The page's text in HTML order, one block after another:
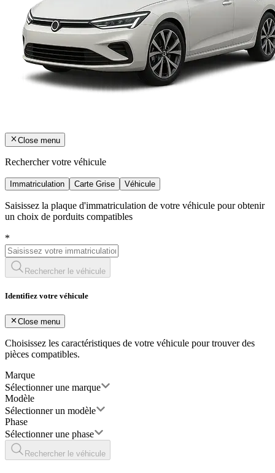
Close menu
Rechercher votre véhicule
Immatriculation Carte Grise Véhicule
Saisissez la plaque d'immatriculation de votre véhicule pour obtenir
un choix de porduits compatibles
*
Rechercher le véhicule
Identifiez votre véhicule
Close menu
Choisissez les caractéristiques de votre véhicule pour trouver des
pièces compatibles.
Marque
Sélectionner une marque
Modèle
Sélectionner un modèle
Phase
Sélectionner une phase
Rechercher le véhicule